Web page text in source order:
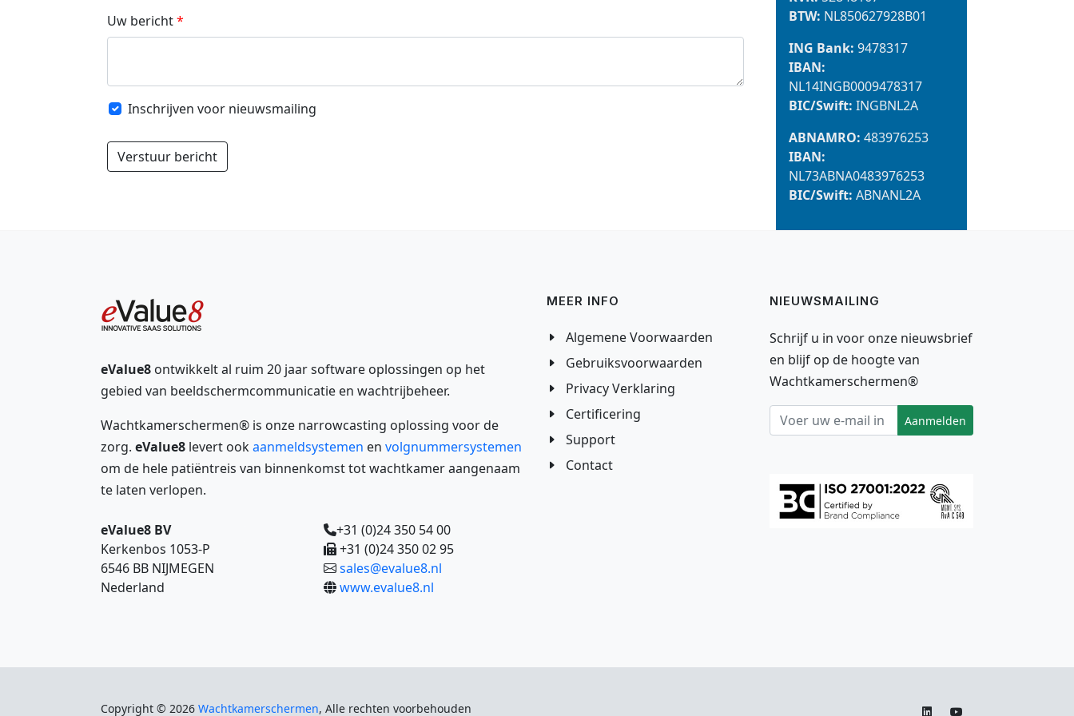
Uw bericht
Inschrijven voor nieuwsmailing
Verstuur bericht
BTW: NL850627928B01
ING Bank: 9478317
IBAN:
NL14INGB0009478317
BIC/Swift: INGBNL2A
ABNAMRO: 483976253
IBAN:
NL73ABNA0483976253
BIC/Swift: ABNANL2A
eValue8 ontwikkelt al ruim 20 jaar software oplossingen op het
gebied van beeldschermcommunicatie en wachtrijbeheer.
Wachtkamerschermen® is onze narrowcasting oplossing voor de
zorg. eValue8 levert ookaanmeldsystemen en volgnummersystemen
om de hele patiëntreis van binnenkomst tot wachtkamer aangenaam
te laten verlopen.
eValue8 BV
Kerkenbos 1053-P
6546 BB NIJMEGEN
Nederland
+31 (0)24 350 54 00
+31 (0)24 350 02 95
sales@evalue8.nl
www.evalue8.nl
MEER INFO
Algemene Voorwaarden
Gebruiksvoorwaarden
Privacy Verklaring
Certificering
Support
Contact
NIEUWSMAILING
Schrijf u in voor onze nieuwsbrief
en blijf op de hoogte van
Wachtkamerschermen®
Aanmelden
Copyright © 2026 Wachtkamerschermen, Alle rechten voorbehouden